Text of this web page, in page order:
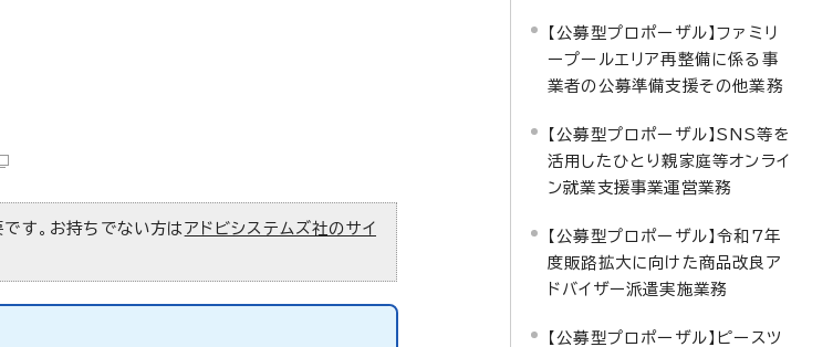
す。お持ちでない方は アドビシステムズ社のサイ
【公募型プロポーザル】ファミリ
ープールエリア再整備に係る事
業者の公募準備支援その他業務
【公募型プロポーザル】SNS等を
活用したひとり親家庭等オンライ
ン就業支援事業運営業務
【公募型プロポーザル】令和7年
度販路拡大に向けた商品改良ア
ドバイザー派遣実施業務
【公募型プロポーザル】ピースツ